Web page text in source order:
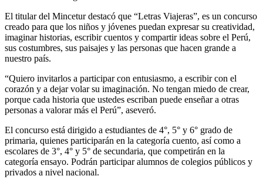
El titular del Mincetur destacó que “Letras Viajeras”, es un concurso
creado para que los niños y jóvenes puedan expresar su creatividad,
imaginar historias, escribir cuentos y compartir ideas sobre el Perú,
sus costumbres, sus paisajes y las personas que hacen grande a
nuestro país.
“Quiero invitarlos a participar con entusiasmo, a escribir con el
corazón y a dejar volar su imaginación. No tengan miedo de crear,
porque cada historia que ustedes escriban puede enseñar a otras
personas a valorar más el Perú”, aseveró.
El concurso está dirigido a estudiantes de 4°, 5° y 6° grado de
primaria, quienes participarán en la categoría cuento, así como a
escolares de 3°, 4° y 5° de secundaria, que competirán en la
categoría ensayo. Podrán participar alumnos de colegios públicos y
privados a nivel nacional.